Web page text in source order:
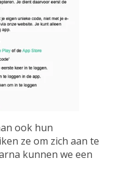
ook hun
ze om zich aan te
kunnen we een